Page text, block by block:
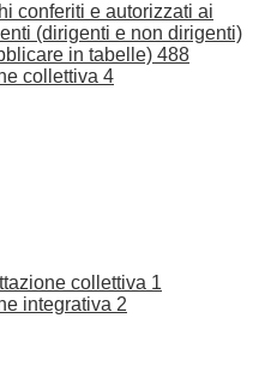
conferiti e autorizzati ai
(dirigenti e non dirigenti)
in tabelle) 488
collettiva 4
collettiva 1
integrativa 2